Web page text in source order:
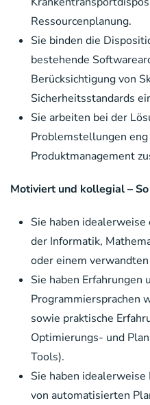
Ressourcenplanung.
Sie binden die
bestehende
Berücksichtigung von
Sicherheitsstandards
Sie arbeiten bei der
Problemstellungen
Produktmanagement
Motiviert und kollegial–
Sie haben
der Informatik,
oder einem
Sie haben Erfahrungen
Programmiersprachen
sowie praktische
Optimierungs- und
Tools).
Sie haben
von automatisierten